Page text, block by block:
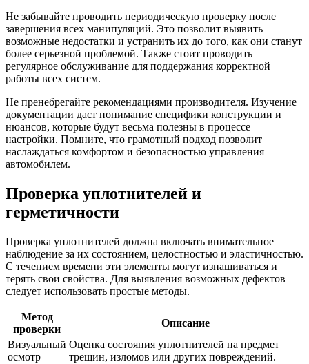
Не забывайте проводить периодическую проверку после
завершения всех манипуляций. Это позволит выявить
возможные недостатки и устранить их до того, как они станут
более серьезной проблемой. Также стоит проводить
регулярное обслуживание для поддержания корректной
работы всех систем.
Не пренебрегайте рекомендациями производителя. Изучение
документации даст понимание специфики конструкции и
нюансов, которые будут весьма полезны в процессе
настройки. Помните, что грамотный подход позволит
наслаждаться комфортом и безопасностью управления
автомобилем.
Проверка уплотнителей и
герметичности
Проверка уплотнителей должна включать внимательное
наблюдение за их состоянием, целостностью и эластичностью.
С течением времени эти элементы могут изнашиваться и
терять свои свойства. Для выявления возможных дефектов
следует использовать простые методы.
Метод
проверки
Описание
Визуальный
осмотр
Оценка состояния уплотнителей на предмет
трещин, изломов или других повреждений.